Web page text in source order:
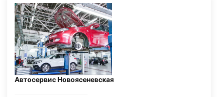
Автосервис Новоясеневская